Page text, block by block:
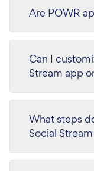
Are POWR
Can I
Stream app
What steps
Social